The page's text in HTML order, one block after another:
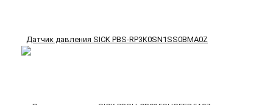
Датчик давления SICK PBS-RP3K0SN1SS0BMA0Z